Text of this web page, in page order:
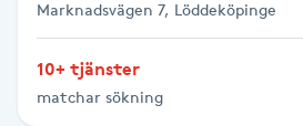
Sjukgymnastik
Skalpmassage
Marknadsvägen 7, Löddeköpinge
10+ tjänster
matchar sökning